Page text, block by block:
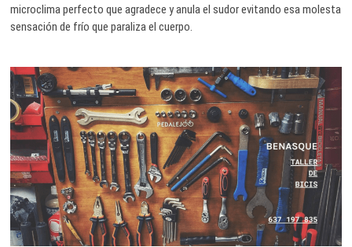
microclima perfecto que agradece y anula el sudor evitando esa molesta
sensación de frío que paraliza el cuerpo.